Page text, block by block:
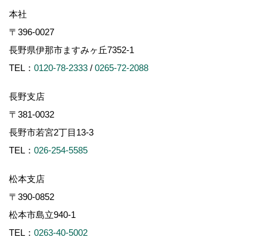
本社
〒396-0027
長野県伊那市ますみヶ丘7352-1
TEL： 0120-78-2333 / 0265-72-2088
長野支店
〒381-0032
長野市若宮2丁目13-3
TEL： 026-254-5585
松本支店
〒390-0852
松本市島立940-1
TEL： 0263-40-5002